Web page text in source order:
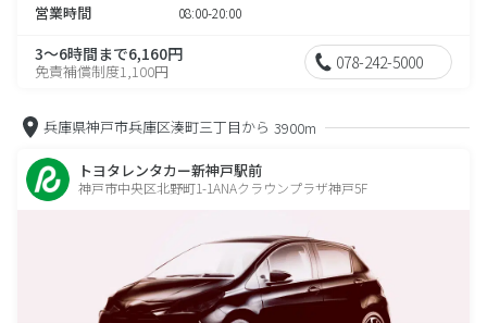
営業時間 08:00-20:00
3～6時間まで6,160円
免責補償制度1,100円 078-242-5000
兵庫県神戸市兵庫区湊町三丁目から 3900m
トヨタレンタカー新神戸駅前
神戸市中央区北野町1-1ANAクラウンプラザ神戸5F